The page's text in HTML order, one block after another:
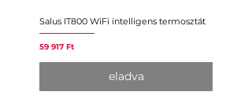
Salus IT800 WiFi intelligens termosztát
Ár
59 917 Ft
eladva